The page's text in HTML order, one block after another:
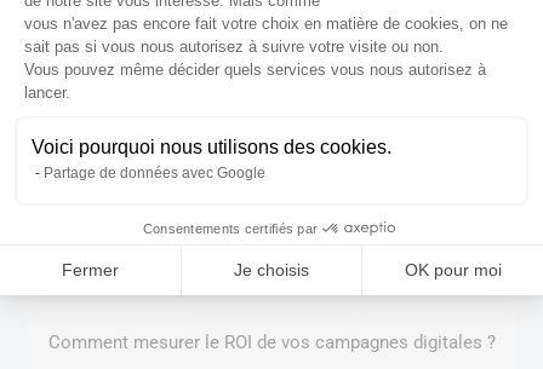
vous n'avez pas encore fait votre choix en matière de cookies, on ne
sait pas si vous nous autorisez à suivre votre visite ou non.
Vous pouvez même décider quels services vous nous autorisez à
lancer.
Voici pourquoi nous utilisons des cookies.
Partage de données avec Google
Consentements certifiés par
Fermer Je choisis OK pour moi
Axeptio consent
temps de changer
Comment structurer son site pour les moteurs IA ?
GEO x SEO en 2026 : comment optimiser pour l’ère post-
clic et l’IA ?
en clients fidèles
Comment mesurer le ROI de vos campagnes digitales ?